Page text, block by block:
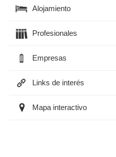
Alojamiento
Profesionales
Empresas
Links de interés
Mapa interactivo